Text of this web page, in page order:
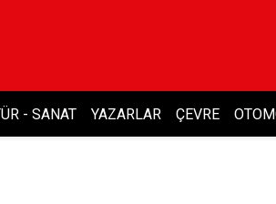
- SANAT YAZARLAR ÇEVRE